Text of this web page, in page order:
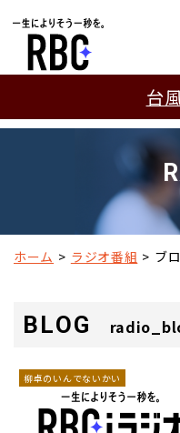
台
ホーム ラジオ番組 ブ
BLOG
柳卓のいんでないかい